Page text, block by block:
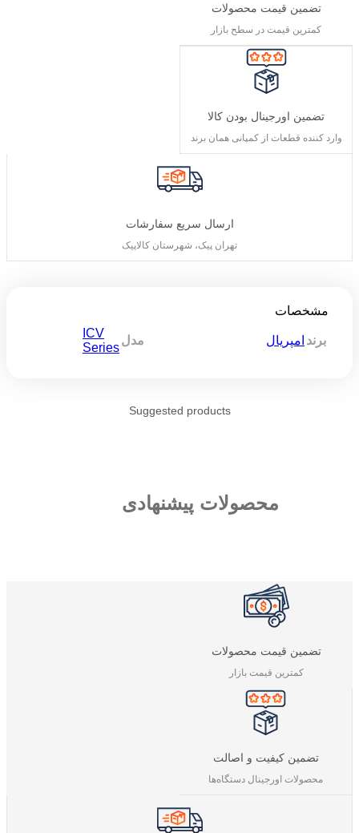
تضمین قیمت محصولات
کمترین قیمت در سطح بازار
تضمین اورجینال بودن کالا
وارد کننده قطعات از کمپانی همان برند
ارسال سریع سفارشات
تهران پیک، شهرستان کالاپیک
مشخصات
برند امپریال مدل
ICV
Series
Suggested products
محصولات پیشنهادی
تضمین قیمت محصولات
کمترین قیمت بازار
تضمین کیفیت و اصالت
محصولات اورجینال دستگاه‌ها